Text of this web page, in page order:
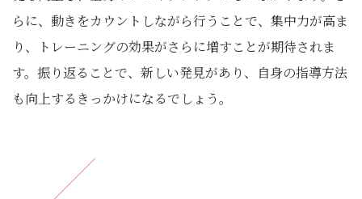
らに、動きをカウントしながら行うことで、集中力が高ま
り、トレーニングの効果がさらに増すことが期待されま
す。振り返ることで、新しい発見があり、自身の指導方法
も向上するきっかけになるでしょう。